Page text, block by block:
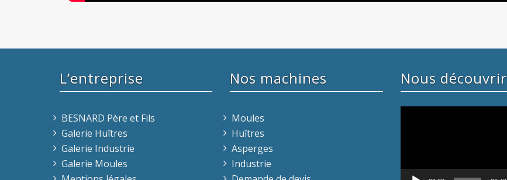
L’entreprise
BESNARD Père et Fils
Galerie Huîtres
Galerie Industrie
Galerie Moules
Nos machines
Moules
Huîtres
Asperges
Industrie
Nous découvrir